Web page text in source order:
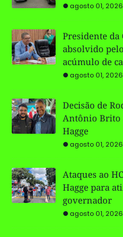
agosto 01, 2026
Presidente da
absolvido
acúmulo de
agosto 01, 2026
Decisão de
Antônio Brito
Hagge
agosto 01, 2026
Ataques ao
Hagge para
governador
agosto 01, 2026